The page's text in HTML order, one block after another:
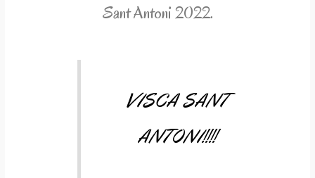
Sant Antoni 2022.
VISCA SANT
ANTONI!!!!